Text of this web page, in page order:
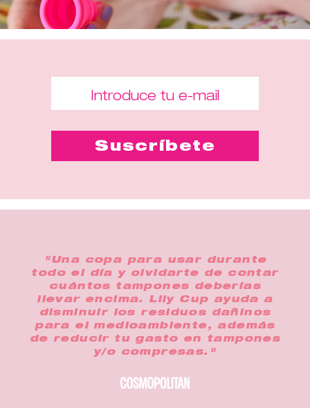
"Una copa para usar durante
todo el día y olvidarte de contar
cuántos tampones deberías
llevar encima. Lily Cup ayuda a
disminuir los residuos dañinos
para el medioambiente, además
de reducir tu gasto en tampones
y/o compresas."